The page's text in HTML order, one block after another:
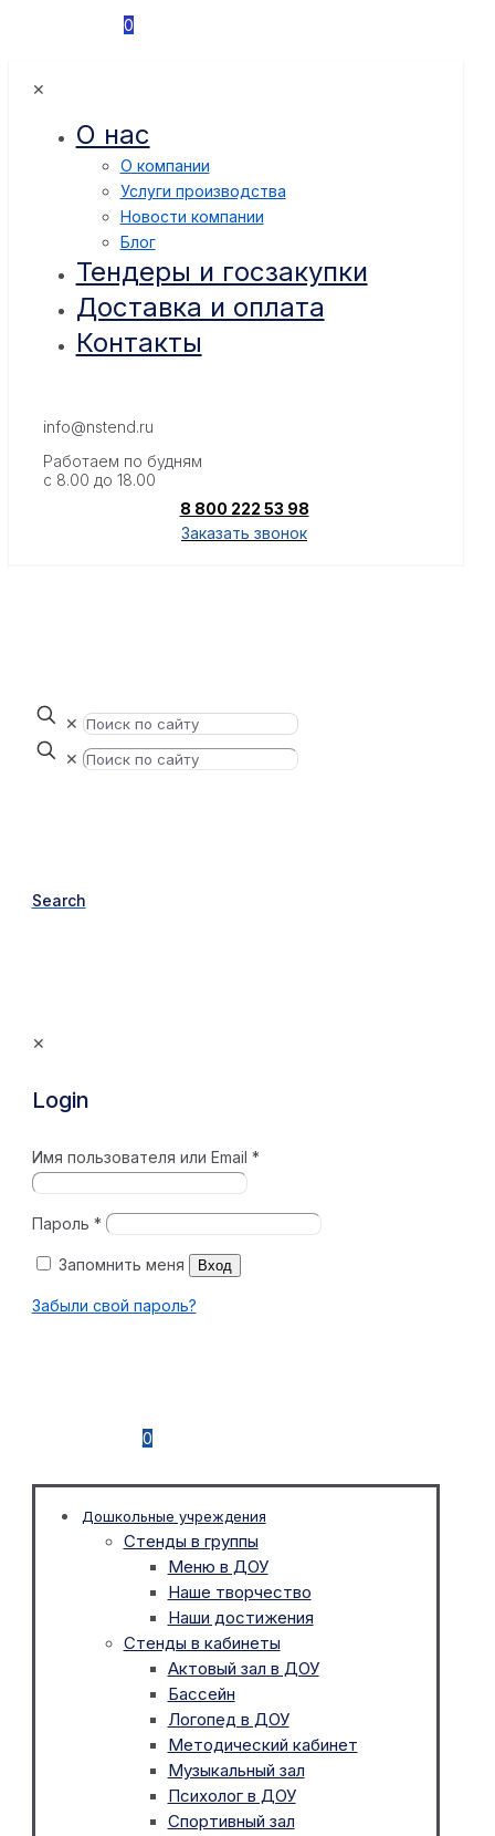
0
✕
О нас
О компании
Услуги производства
Новости компании
Блог
Тендеры и госзакупки
Доставка и оплата
Контакты
info@nstend.ru
Работаем по будням
с 8.00 до 18.00
8 800 222 53 98
Заказать звонок
✕
✕
Search
✕
Login
Имя пользователя или Email *
Пароль *
Запомнить меня Вход
Забыли свой пароль?
0
Дошкольные учреждения
Стенды в группы
Меню в ДОУ
Наше творчество
Наши достижения
Стенды в кабинеты
Актовый зал в ДОУ
Бассейн
Логопед в ДОУ
Методический кабинет
Музыкальный зал
Психолог в ДОУ
Спортивный зал